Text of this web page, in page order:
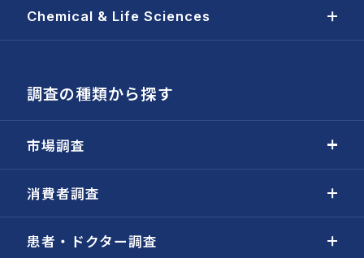
Chemical & Life Sciences
調査の種類から探す
市場調査
消費者調査
患者・ドクター調査